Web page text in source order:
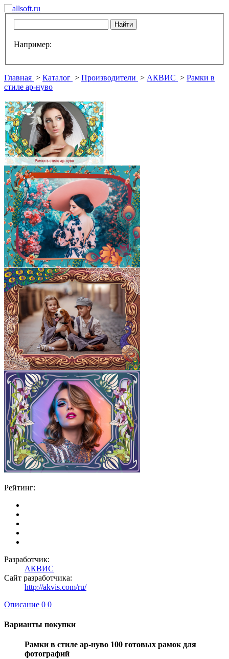
Например:
Главная > Каталог > Производители > АКВИС > Рамки в
стиле ар-нуво
Рейтинг:
Разработчик:
АКВИС
Сайт разработчика:
http://akvis.com/ru/
Описание 0 0
Варианты покупки
Рамки в стиле ар-нуво 100 готовых рамок для
фотографий